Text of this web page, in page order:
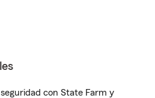
con State Farm y